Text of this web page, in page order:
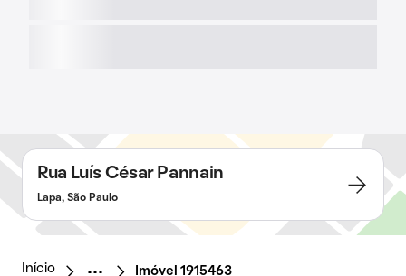
Rua Luís César Pannain
Lapa, São Paulo
Início Imóvel 1915463